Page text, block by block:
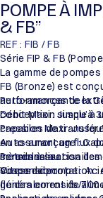
POMPE À
& FB”
REF : FIB / FB
Série FIP & FB
La gamme de
FB (Bronze) est
auto-amorçante
conception simple à
capables de
en assurant un flux
sensibles au
suspension.
Performances de la
Débit Maxi : Jusqu’à
Pression Maxi :
Auto-amorçage :
mètres à sec.
Vitesse de rotation :
généralement de 700
Personnalisation des
Corps de pompe :
fluides corrosifs/